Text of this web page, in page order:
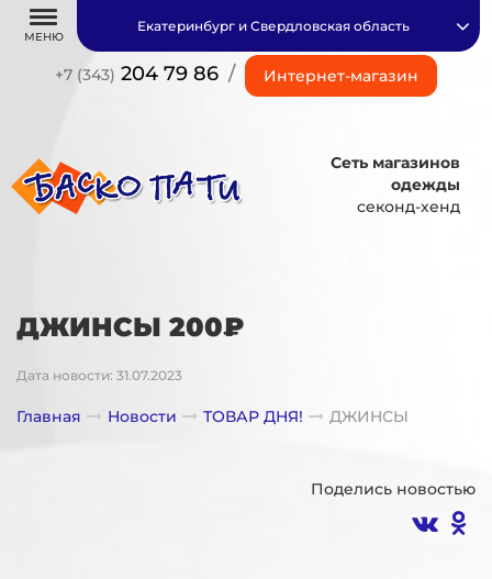
МЕНЮ
+7 (343) 204 79 86 / Интернет-магазин
Екатеринбург и Свердловская область
Сеть магазинов
одежды
секонд-хенд
ДЖИНСЫ 200₽
Дата новости: 31.07.2023
Главная Новости ТОВАР ДНЯ! ДЖИНСЫ
Поделись новостью